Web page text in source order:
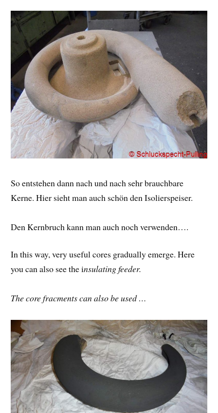
So entstehen dann nach und nach sehr brauchbare
Kerne. Hier sieht man auch schön den Isolierspeiser.
Den Kernbruch kann man auch noch verwenden….
In this way, very useful cores gradually emerge. Here
you can also see the insulating feeder.
The core fracments can also be used …